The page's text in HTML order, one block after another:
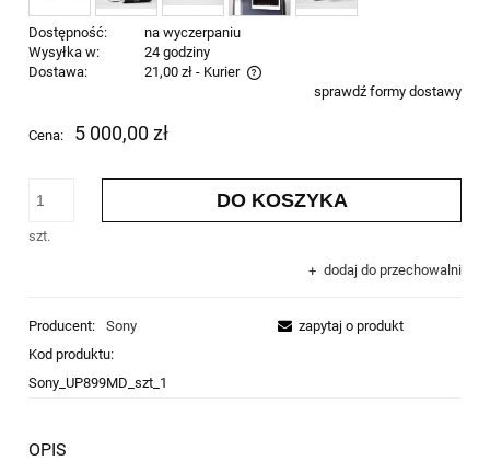
Dostępność:
na wyczerpaniu
Wysyłka w:
24 godziny
Dostawa:
21,00 zł - Kurier
Cena nie zawiera ewentualnych kosztów płatnościsprawdź formy dostawy
Cena: 5 000,00 zł
szt.
DO KOSZYKA
dodaj do przechowalni
Producent:
Sony
Kod produktu:
Sony_UP899MD_szt_1
zapytaj o produkt
OPIS